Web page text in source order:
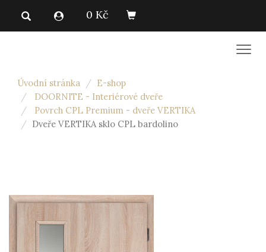
0 Kč
Úvodní stránka
E-shop
DOORNITE - Interiérové dveře
Povrch CPL Premium - dveře VERTIKA
Dveře VERTIKA sklo CPL bardolino